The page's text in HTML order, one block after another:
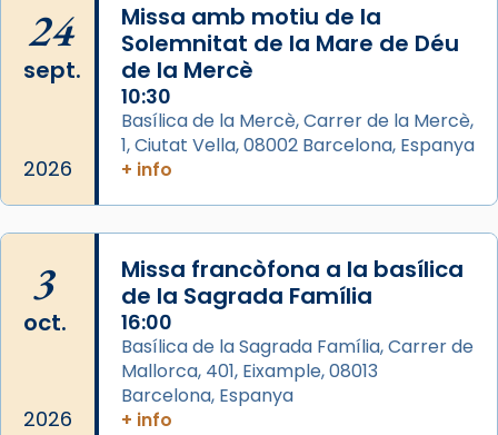
Arquebisbat de Barcelona
2 weeks ago
Memòria de les santes Juliana i
Semproniana, verges i màrtirs.
Acompanyant la història de sant Cugat, a
partir de l’Edat Mitjana sorgeix la tradició
que les santes Juliana (“relatiu a Júlia”) i
Semproniana (“relatiu a Semprònia =
eterna”) són deixebles seves. I l’any 1667, el
frare Joan Gaspar Roig, afirma en una obra
que les santes són filles de l’antiga Iluro.
Mataró en reivindicarà les relíq
Foto
24
sept.
2026
Missa amb motiu de la
Solemnitat de la Mare de Déu
de la Mercè
10:30
Basílica de la Mercè, Carrer de la Mercè,
1, Ciutat Vella, 08002 Barcelona, Espanya
+ info
3
oct.
2026
Missa francòfona a la basílica
de la Sagrada Família
16:00
Basílica de la Sagrada Família, Carrer de
Mallorca, 401, Eixample, 08013
Barcelona, Espanya
+ info